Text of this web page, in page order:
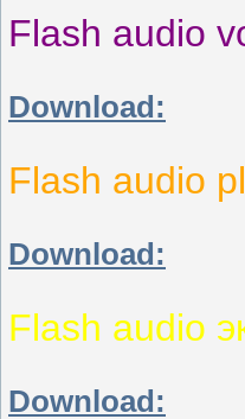
Flash audio
Download:
Flash audio
Download:
Flash audio
Download: